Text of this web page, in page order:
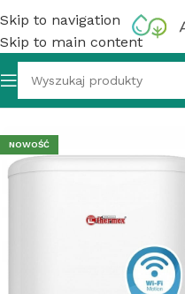
Skip to navigation
Skip to main content
akumulacyjny, 80 l,
NOWOŚĆ